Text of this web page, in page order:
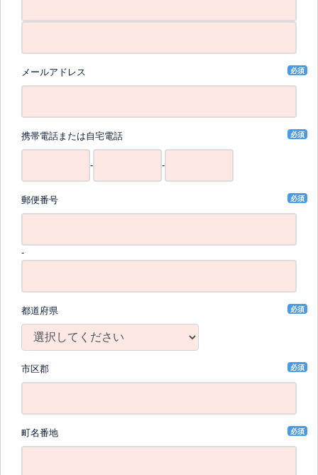
メールアドレス 必須
携帯電話または自宅電話 必須
- -
郵便番号 必須
-
都道府県 必須
市区郡 必須
町名番地 必須